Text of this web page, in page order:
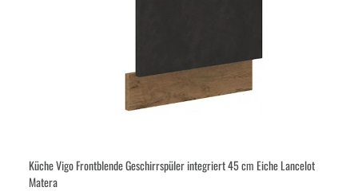
Küche Vigo Frontblende Geschirrspüler integriert 45 cm Eiche Lancelot
Matera